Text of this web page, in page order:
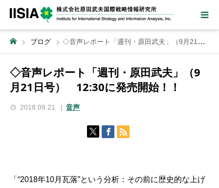
ブログ ◇音声レポート「週刊・原田武夫」（9月21日号） 12:30に発売開始！！
◇音声レポート「週刊・原田武夫」（9
月21日号） 12:30に発売開始！！
2018.09.21 音声
「“2018年10月瓦落”という分析：その前に歴史的な上げ